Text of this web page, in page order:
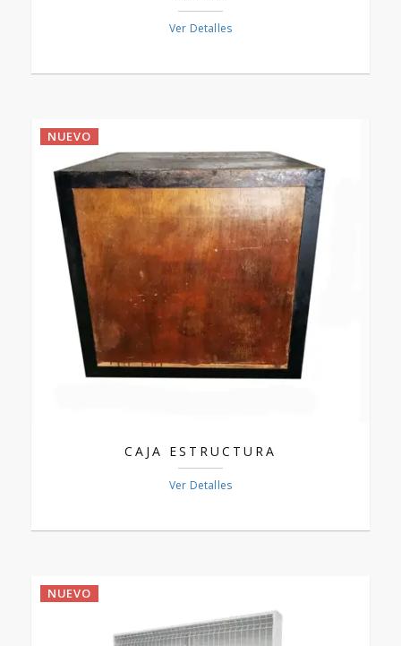
Ver Detalles
NUEVO
CAJA ESTRUCTURA
Ver Detalles
NUEVO